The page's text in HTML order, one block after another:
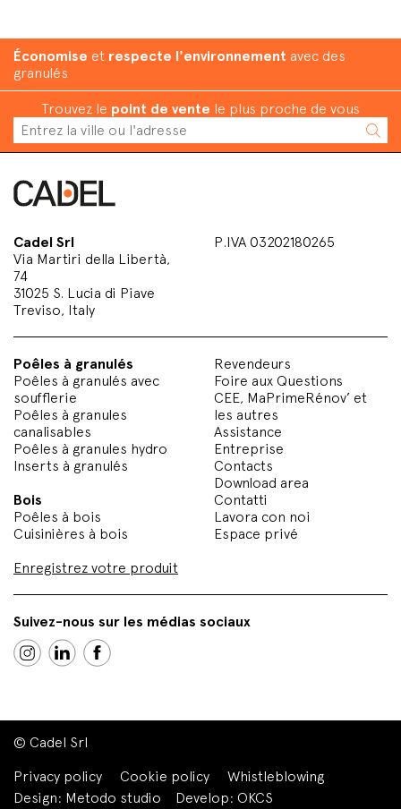
Économise et respecte l'environnement avec des
granulés
Trouvez le point de vente le plus proche de vous
Cadel Srl
Via Martiri della Libertà,
74
31025 S. Lucia di Piave
Treviso, Italy
P.IVA 03202180265
Poêles à granulés
Poêles à granulés avec
soufflerie
Poêles à granules
canalisables
Poêles à granules hydro
Inserts à granulés
Bois
Poêles à bois
Cuisinières à bois
Enregistrez votre produit
Revendeurs
Foire aux Questions
CEE, MaPrimeRénov’ et
les autres
Assistance
Entreprise
Contacts
Download area
Contatti
Lavora con noi
Espace privé
Suivez-nous sur les médias sociaux
© Cadel Srl
Privacy policy
Cookie policy
Whistleblowing
Design: Metodo studio Develop: OKCS